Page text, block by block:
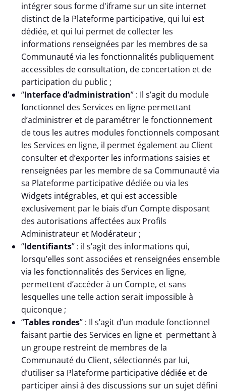
intégrer sous forme d'iframe sur un site internet
distinct de la Plateforme participative, qui lui est
dédiée, et qui lui permet de collecter les
informations renseignées par les membres de sa
Communauté via les fonctionnalités publiquement
accessibles de consultation, de concertation et de
participation du public ;
“Interface d’administration” : Il s’agit du module
fonctionnel des Services en ligne permettant
d’administrer et de paramétrer le fonctionnement
de tous les autres modules fonctionnels composant
les Services en ligne, il permet également au Client
consulter et d’exporter les informations saisies et
renseignées par les membre de sa Communauté via
sa Plateforme participative dédiée ou via les
Widgets intégrables, et qui est accessible
exclusivement par le biais d’un Compte disposant
des autorisations affectées aux Profils
Administrateur et Modérateur ;
“Identifiants” : il s’agit des informations qui,
lorsqu’elles sont associées et renseignées ensemble
via les fonctionnalités des Services en ligne,
permettent d’accéder à un Compte, et sans
lesquelles une telle action serait impossible à
quiconque ;
“Tables rondes” : Il s’agit d’un module fonctionnel
faisant partie des Services en ligne et permettant à
un groupe restreint de membres de la
Communauté du Client, sélectionnés par lui,
d’utiliser sa Plateforme participative dédiée et de
participer ainsi à des discussions sur un sujet défini